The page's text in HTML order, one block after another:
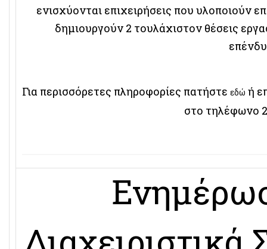
ενισχύονται επιχειρήσεις που υλοποιούν
δημιουργούν 2 τουλάχιστον θέσεις
Για περισσόρετες πληροφορίες πατήστε εδώ ή
στο τηλέφωνο